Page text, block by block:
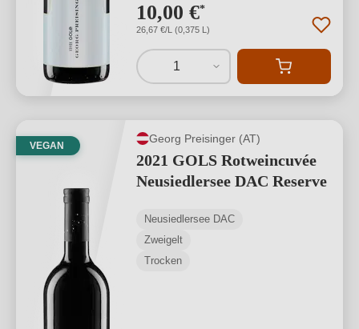
10,00 €*
26,67 €/L (0,375 L)
1
VEGAN
Georg Preisinger (AT)
2021 GOLS Rotweincuvée
Neusiedlersee DAC Reserve
Neusiedlersee DAC
Zweigelt
Trocken